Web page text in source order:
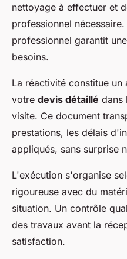
nettoyage à effectuer et
professionnel
professionnel garantit
besoins.
La réactivité constitue
votre devis détaillé dans
visite. Ce document
prestations, les délais
appliqués, sans surprise
L'exécution s'organise
rigoureuse avec du
situation. Un contrôle
des travaux avant la
satisfaction.